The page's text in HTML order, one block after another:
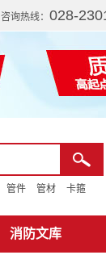
咨询热线： 028-
管件 管材 卡箍
消防文库